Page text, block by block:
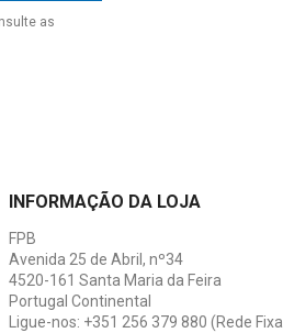
as
INFORMAÇÃO DA LOJA
FPB
Avenida 25 de Abril, nº34
4520-161 Santa Maria da Feira
Portugal Continental
Ligue-nos: +351 256 379 880 (Rede Fixa